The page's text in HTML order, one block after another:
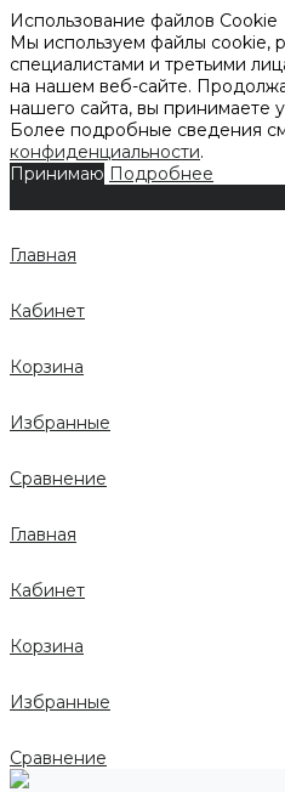
Использование файлов Cookie
Мы используем файлы cookie,
специалистами и третьими
на нашем веб-сайте.
нашего сайта, вы принимаете
Более подробные сведения
конфиденциальности.
Принимаю Подробнее
Главная
Кабинет
Корзина
Избранные
Сравнение
Главная
Кабинет
Корзина
Избранные
Сравнение